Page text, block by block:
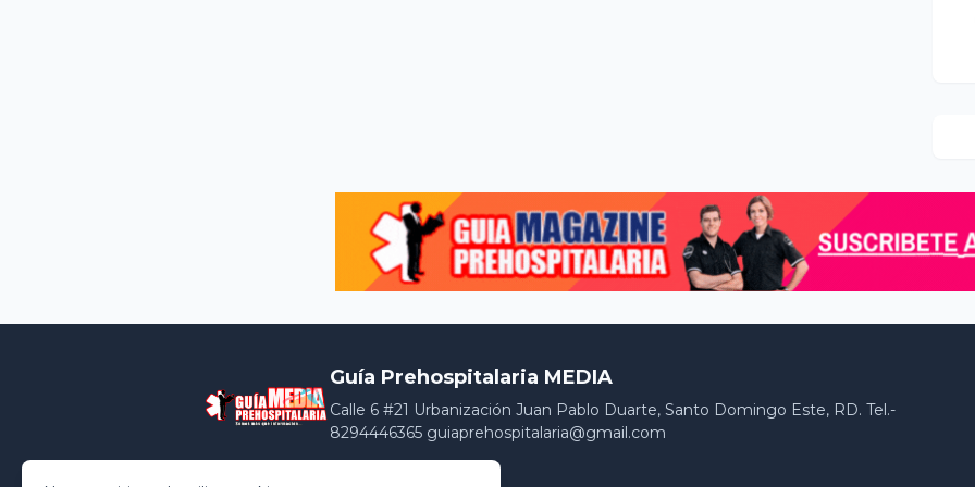
Guía Prehospitalaria MEDIA
Calle 6 #21 Urbanización Juan Pablo Duarte, Santo Domingo Este, RD. Tel.-
8294446365 guiaprehospitalaria@gmail.com